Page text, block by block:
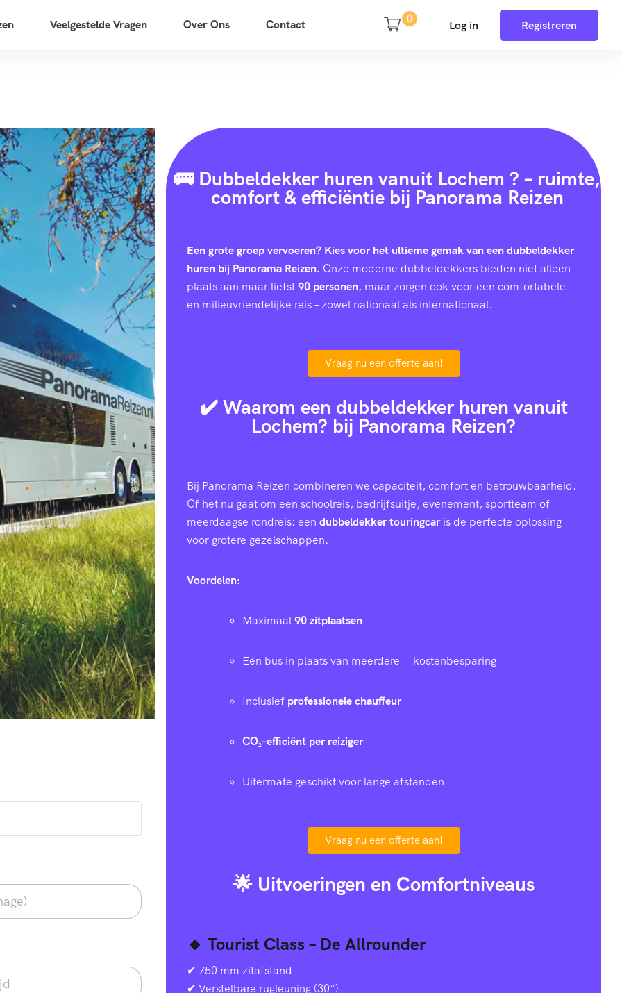
Veelgestelde Vragen Over Ons Contact 0 Log in Registreren
🚌 Dubbeldekker huren vanuit Lochem ? – ruimte,
comfort & efficiëntie bij Panorama Reizen
Een grote groep vervoeren? Kies voor het ultieme gemak van een dubbeldekker
huren bij Panorama Reizen. Onze moderne dubbeldekkers bieden niet alleen
plaats aan maar liefst90 personen, maar zorgen ook voor een comfortabele
en milieuvriendelijke reis – zowel nationaal als internationaal.
Vraag nu een offerte aan!
✔️ Waarom een dubbeldekker huren vanuit
Lochem? bij Panorama Reizen?
Bij Panorama Reizen combineren we capaciteit, comfort en betrouwbaarheid.
Of het nu gaat om een schoolreis, bedrijfsuitje, evenement, sportteam of
meerdaagse rondreis: een dubbeldekker touringcaris de perfecte oplossing
voor grotere gezelschappen.
Voordelen:
Maximaal90 zitplaatsen
Eén bus in plaats van meerdere = kostenbesparing
Inclusief professionele chauffeur
CO₂-efficiënt per reiziger
Uitermate geschikt voor lange afstanden
Vraag nu een offerte aan!
🌟 Uitvoeringen en Comfortniveaus
🔹 Tourist Class – De Allrounder
✔ 750 mm zitafstand
✔ Verstelbare rugleuning (30°)